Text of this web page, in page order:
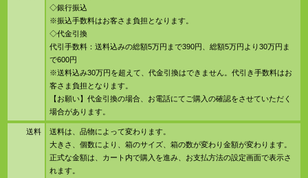
◇銀行振込
※振込手数料はお客さま負担となります。
◇代金引換
代引手数料：送料込みの総額5万円まで390円、総額5万円より30万円ま
で600円
※送料込み30万円を超えて、代金引換はできません。代引き手数料はお
客さま負担となります。
【お願い】代金引換の場合、お電話にてご購入の確認をさせていただく
場合があります。
送料
送料は、品物によって変わります。
大きさ、個数により、箱のサイズ、箱の数が変わり金額が変わります。
正式な金額は、カート内で購入を進み、お支払方法の設定画面で表示さ
れます。